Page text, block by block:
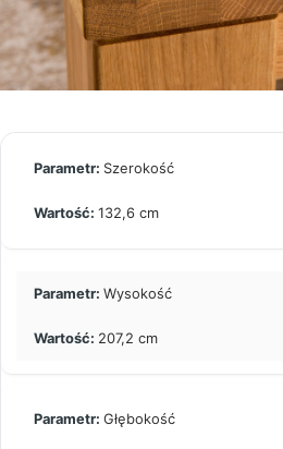
Szerokość
132,6 cm
Wysokość
207,2 cm
Głębokość